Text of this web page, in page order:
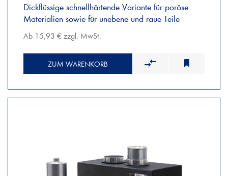
Dickflüssige schnellhärtende Variante für poröse
Materialien sowie für unebene und raue Teile
Ab 15,93 € zzgl. MwSt.
ZUM WARENKORB